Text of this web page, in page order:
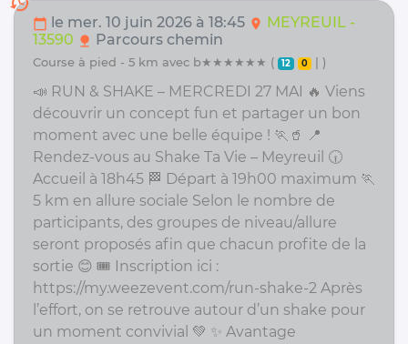
calendar_today le mer. 10 juin 2026 à 18:45 location_on
MEYREUIL -
13590 nature Parcours chemin
course à pied - 5 km avec b★★★★★★ ( 12 0 | )
📣 RUN & SHAKE – MERCREDI 27 MAI 🔥 Viens
découvrir un concept fun et partager un bon
moment avec une belle équipe ! 🏃🥤 📍
Rendez-vous au Shake Ta Vie – Meyreuil 🕡
Accueil à 18h45 🏁 Départ à 19h00 maximum 🏃
5 km en allure sociale Selon le nombre de
participants, des groupes de niveau/allure
seront proposés afin que chacun profite de la
sortie 😊 🎟️ Inscription ici :
https://my.weezevent.com/run-shake-2 Après
l’effort, on se retrouve autour d’un shake pour
un moment convivial 💚 ✨ Avantage